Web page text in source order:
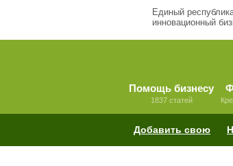
Единый
инновационный
Помощь бизнесу
1837 статей
Добавить свою